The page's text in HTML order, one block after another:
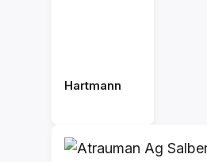
Hartmann